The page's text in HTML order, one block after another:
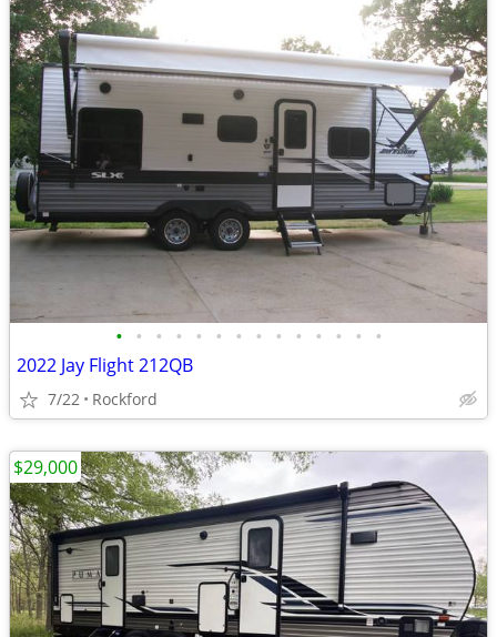
• • • • • • • • • • • • • •
2022 Jay Flight 212QB
7/22 Rockford
$29,000